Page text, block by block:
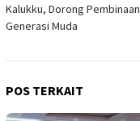
Kalukku, Dorong Pembinaan
Generasi Muda
POS TERKAIT